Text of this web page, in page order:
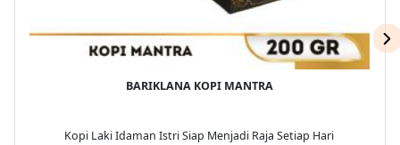
BARIKLANA KOPI MANTRA
Kopi Laki Idaman Istri Siap Menjadi Raja Setiap Hari